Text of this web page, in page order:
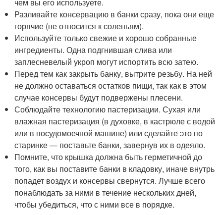
Разливайте консервацию в банки сразу, пока они еще
горячие (не относится к соленьям).
Используйте только свежие и хорошо собранные
ингредиенты. Одна подгнившая слива или
заплесневелый укроп могут испортить всю затею.
Перед тем как закрыть банку, вытрите резьбу. На ней
не должно оставаться остатков пищи, так как в этом
случае консервы будут подвержены плесени.
Соблюдайте технологию пастеризации. Сухая или
влажная пастеризация (в духовке, в кастрюле с водой
или в посудомоечной машине) или сделайте это по
старинке — поставьте банки, завернув их в одеяло.
Помните, что крышка должна быть герметичной до
того, как вы поставите банки в кладовку, иначе внутрь
попадет воздух и консервы свернутся. Лучше всего
понаблюдать за ними в течение нескольких дней,
чтобы убедиться, что с ними все в порядке.